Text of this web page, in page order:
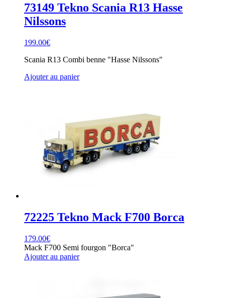
73149 Tekno Scania R13 Hasse
Nilssons
199.00€
Scania R13 Combi benne "Hasse Nilssons"
Ajouter au panier
72225 Tekno Mack F700 Borca
179.00€
Mack F700 Semi fourgon "Borca"
Ajouter au panier